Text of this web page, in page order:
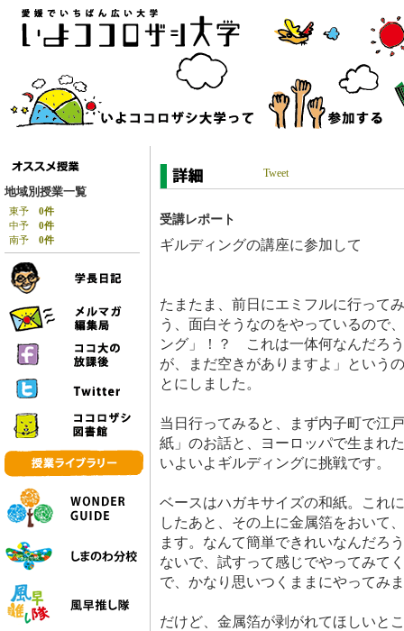
地域別授業一覧
東予 0件
中予 0件
南予 0件
Tweet
受講レポート
ギルディングの講座に参加して
たまたま、前日にエミフルに行って
う、面白そうなのをやっているので
ング」！？ これは一体何なんだろ
が、まだ空きがありますよ」という
とにしました。
当日行ってみると、まず内子町で江
紙」のお話と、ヨーロッパで生まれ
いよいよギルディングに挑戦です。
ベースはハガキサイズの和紙。これ
したあと、その上に金属箔をおいて
ます。なんて簡単できれいなんだろ
ないで、試すって感じでやってみて
で、かなり思いつくままにやってみ
だけど、金属箔が剥がれてほしいと